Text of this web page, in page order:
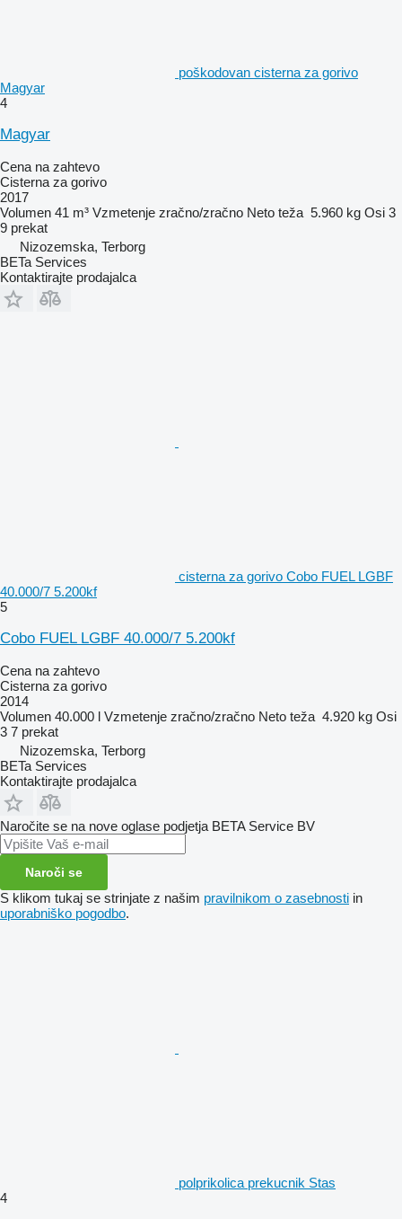
poškodovan cisterna za gorivo
Magyar
4
Magyar
Cena na zahtevo
Cisterna za gorivo
2017
Volumen 41 m³ Vzmetenje zračno/zračno Neto teža 5.960 kg Osi 3
9 prekat
Nizozemska, Terborg
BETa Services
Kontaktirajte prodajalca
cisterna za gorivo Cobo FUEL LGBF
40.000/7 5.200kf
5
Cobo FUEL LGBF 40.000/7 5.200kf
Cena na zahtevo
Cisterna za gorivo
2014
Volumen 40.000 l Vzmetenje zračno/zračno Neto teža 4.920 kg Osi
3 7 prekat
Nizozemska, Terborg
BETa Services
Kontaktirajte prodajalca
Naročite se na nove oglase podjetja BETA Service BV
Naroči se
S klikom tukaj se strinjate z našim pravilnikom o zasebnosti in
uporabniško pogodbo.
polprikolica prekucnik Stas
4